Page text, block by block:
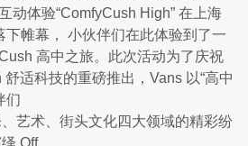
动体验“ComfyCush High” 在上海
下帷幕， 小伙伴们在此体验到了一
高中之旅。此次活动为了庆祝
适科技的重磅推出，Vans 以“高中
们
艺术、街头文化四大领域的精彩纷
Off